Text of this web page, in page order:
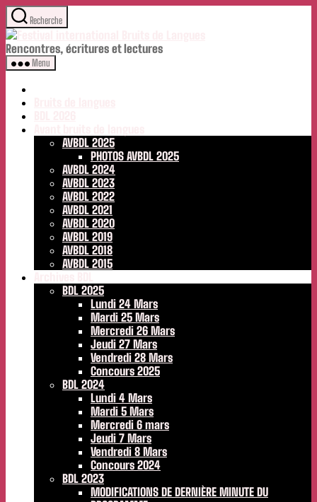
Aller
au
contenu
Recherche
Rencontres, écritures et lectures
Menu
AVBDL 2025
PHOTOS AVBDL 2025
AVBDL 2024
AVBDL 2023
AVBDL 2022
AVBDL 2021
AVBDL 2020
AVBDL 2019
AVBDL 2018
AVBDL 2015
BDL 2025
Lundi 24 Mars
Mardi 25 Mars
Mercredi 26 Mars
Jeudi 27 Mars
Vendredi 28 Mars
Concours 2025
BDL 2024
Lundi 4 Mars
Mardi 5 Mars
Mercredi 6 mars
Jeudi 7 Mars
Vendredi 8 Mars
Concours 2024
BDL 2023
MODIFICATIONS DE DERNIÈRE MINUTE DU